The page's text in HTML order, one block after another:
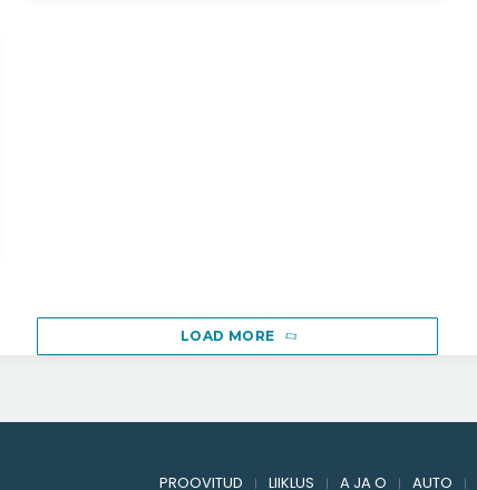
LOAD MORE
PROOVITUD LIIKLUS A JA O AUTO